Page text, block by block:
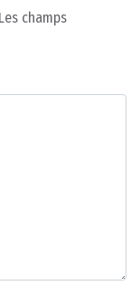
Les champs